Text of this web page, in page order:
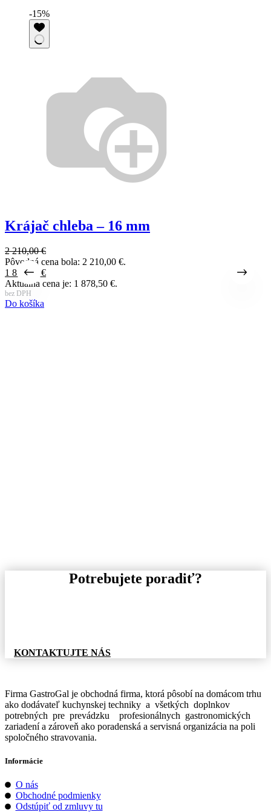
-15%
Krájač chleba – 16 mm
2 210,00€
Pôvodná cena bola: 2 210,00 €.
1 878,50 €
Aktuálna cena je: 1 878,50 €.
bez DPH
Do košíka
Potrebujete poradiť?
KONTAKTUJTE NÁS
Firma GastroGal je obchodná firma, ktorá pôsobí na domácom trhu
ako dodávateľ kuchynskej techniky a všetkých doplnkov
potrebných pre prevádzku profesionálnych gastronomických
zariadení a zároveň ako poradenská a servisná organizácia na poli
spoločného stravovania.
Informácie
O nás
Obchodné podmienky
Odstúpiť od zmluvy tu